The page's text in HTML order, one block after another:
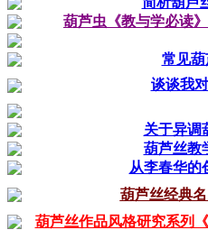
葫芦虫《教与学必读
常见
谈谈我
关于异调
葫芦丝教
从李春华的
葫芦丝经典
葫芦丝作品风格研究系列